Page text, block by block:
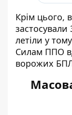
Крім цього,
летіли у
Силам ППО
ворожих